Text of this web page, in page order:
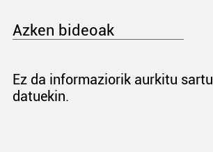
Azken bideoak
Ez da informaziorik aurkitu
datuekin.